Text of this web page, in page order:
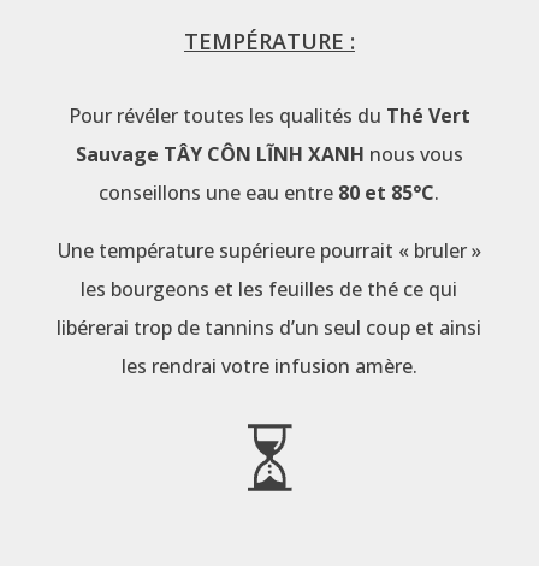
TEMPÉRATURE :
Pour révéler toutes les qualités du Thé Vert
Sauvage TÂY CÔN LĨNH XANH nous vous
conseillons une eau entre 80 et 85°C.
Une température supérieure pourrait « bruler »
les bourgeons et les feuilles de thé ce qui
libérerai trop de tannins d’un seul coup et ainsi
les rendrai votre infusion amère.